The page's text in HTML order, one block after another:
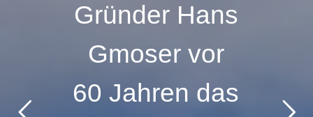
Gründer Hans
Gmoser vor
60 Jahren das